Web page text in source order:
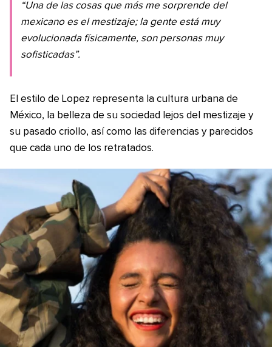
“Una de las cosas que más me sorprende del
mexicano es el mestizaje; la gente está muy
evolucionada físicamente, son personas muy
sofisticadas”.
El estilo de Lopez representa la cultura urbana de
México, la belleza de su sociedad lejos del mestizaje y
su pasado criollo, así como las diferencias y parecidos
que cada uno de los retratados.